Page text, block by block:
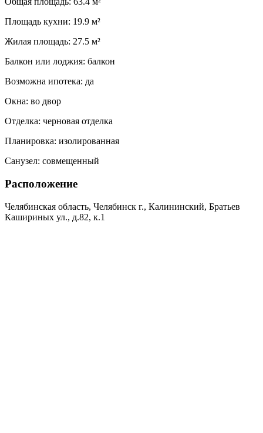
Площадь кухни: 19.9 м²
Жилая площадь: 27.5 м²
Балкон или лоджия: балкон
Возможна ипотека: да
Окна: во двор
Отделка: черновая отделка
Планировка: изолированная
Санузел: совмещенный
Расположение
Челябинская область, Челябинск г., Калининский, Братьев
Кашириных ул., д.82, к.1